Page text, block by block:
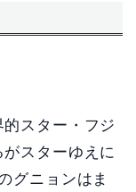
スター・フジ
スターゆえに
グニョンはま